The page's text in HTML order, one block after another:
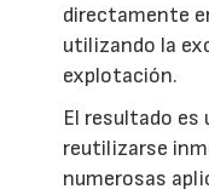
directamente
utilizando la
explotación.
El resultado es
reutilizarse
numerosas